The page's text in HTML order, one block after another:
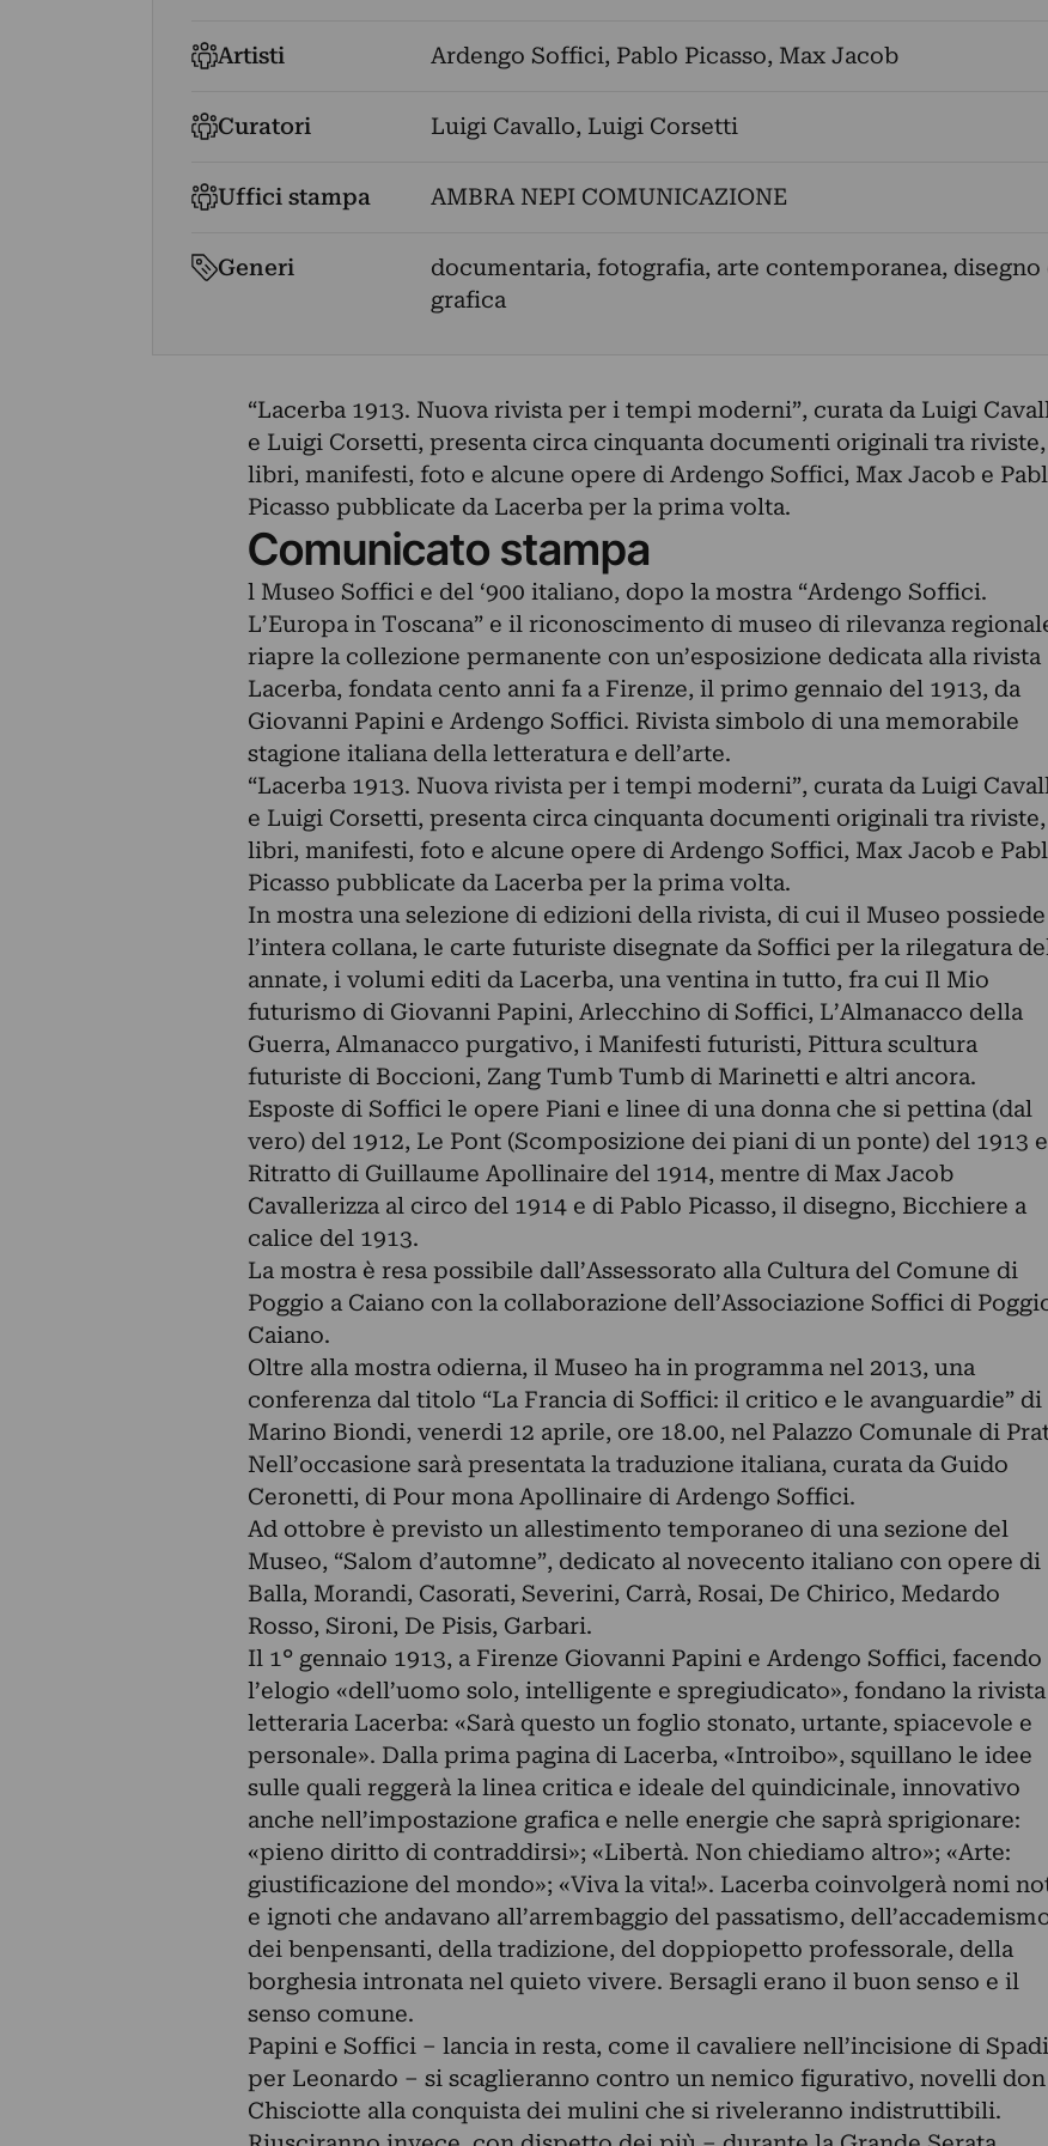
Artisti Ardengo Soffici, Pablo Picasso, Max Jacob
Curatori Luigi Cavallo, Luigi Corsetti
Uffici stampa AMBRA NEPI COMUNICAZIONE
Generi
documentaria, fotografia, arte contemporanea, disegno
grafica
“Lacerba 1913. Nuova rivista per i tempi moderni”, curata da Luigi
e Luigi Corsetti, presenta circa cinquanta documenti originali tra riviste,
libri, manifesti, foto e alcune opere di Ardengo Soffici, Max Jacob e
Picasso pubblicate da Lacerba per la prima volta.
Comunicato stampa
l Museo Soffici e del ‘900 italiano, dopo la mostra “Ardengo Soffici.
L’Europa in Toscana” e il riconoscimento di museo di rilevanza
riapre la collezione permanente con un’esposizione dedicata alla rivista
Lacerba, fondata cento anni fa a Firenze, il primo gennaio del 1913, da
Giovanni Papini e Ardengo Soffici. Rivista simbolo di una memorabile
stagione italiana della letteratura e dell’arte.
“Lacerba 1913. Nuova rivista per i tempi moderni”, curata da Luigi
e Luigi Corsetti, presenta circa cinquanta documenti originali tra riviste,
libri, manifesti, foto e alcune opere di Ardengo Soffici, Max Jacob e
Picasso pubblicate da Lacerba per la prima volta.
In mostra una selezione di edizioni della rivista, di cui il Museo possiede
l’intera collana, le carte futuriste disegnate da Soffici per la rilegatura
annate, i volumi editi da Lacerba, una ventina in tutto, fra cui Il Mio
futurismo di Giovanni Papini, Arlecchino di Soffici, L’Almanacco della
Guerra, Almanacco purgativo, i Manifesti futuristi, Pittura scultura
futuriste di Boccioni, Zang Tumb Tumb di Marinetti e altri ancora.
Esposte di Soffici le opere Piani e linee di una donna che si pettina (dal
vero) del 1912, Le Pont (Scomposizione dei piani di un ponte) del 1913 e
Ritratto di Guillaume Apollinaire del 1914, mentre di Max Jacob
Cavallerizza al circo del 1914 e di Pablo Picasso, il disegno, Bicchiere a
calice del 1913.
La mostra è resa possibile dall’Assessorato alla Cultura del Comune di
Poggio a Caiano con la collaborazione dell’Associazione Soffici di
Caiano.
Oltre alla mostra odierna, il Museo ha in programma nel 2013, una
conferenza dal titolo “La Francia di Soffici: il critico e le avanguardie” di
Marino Biondi, venerdi 12 aprile, ore 18.00, nel Palazzo Comunale di
Nell’occasione sarà presentata la traduzione italiana, curata da Guido
Ceronetti, di Pour mona Apollinaire di Ardengo Soffici.
Ad ottobre è previsto un allestimento temporaneo di una sezione del
Museo, “Salom d’automne”, dedicato al novecento italiano con opere di
Balla, Morandi, Casorati, Severini, Carrà, Rosai, De Chirico, Medardo
Rosso, Sironi, De Pisis, Garbari.
Il 1° gennaio 1913, a Firenze Giovanni Papini e Ardengo Soffici, facendo
l’elogio «dell’uomo solo, intelligente e spregiudicato», fondano la rivista
letteraria Lacerba: «Sarà questo un foglio stonato, urtante, spiacevole e
personale». Dalla prima pagina di Lacerba, «Introibo», squillano le idee
sulle quali reggerà la linea critica e ideale del quindicinale, innovativo
anche nell’impostazione grafica e nelle energie che saprà sprigionare:
«pieno diritto di contraddirsi»; «Libertà. Non chiediamo altro»; «Arte:
giustificazione del mondo»; «Viva la vita!». Lacerba coinvolgerà nomi
e ignoti che andavano all’arrembaggio del passatismo,
dei benpensanti, della tradizione, del doppiopetto professorale, della
borghesia intronata nel quieto vivere. Bersagli erano il buon senso e il
senso comune.
Papini e Soffici – lancia in resta, come il cavaliere nell’incisione di
per Leonardo – si scaglieranno contro un nemico figurativo, novelli don
Chisciotte alla conquista dei mulini che si riveleranno indistruttibili.